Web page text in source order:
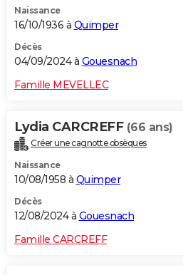
Naissance
16/10/1936 à Quimper
Décès
04/09/2024 à Gouesnach
Famille MEVELLEC
Lydia CARCREFF (66 ans)
Créer une cagnotte obsèques
Naissance
10/08/1958 à Quimper
Décès
12/08/2024 à Gouesnach
Famille CARCREFF